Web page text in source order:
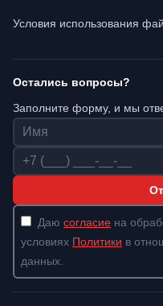
Условия использования
Остались вопросы?
Заполните форму, и мы
Имя
Телефон
Даю согласие на
условиях Политики в
данных.